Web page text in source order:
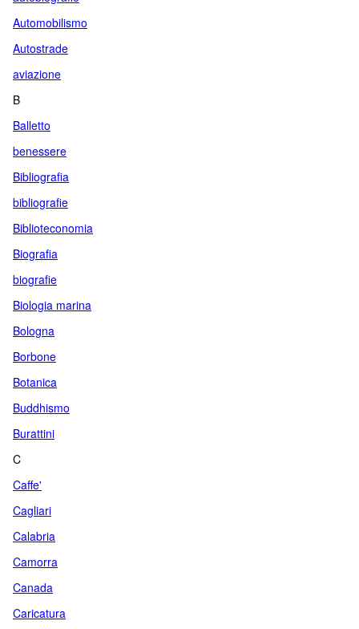
Automobilismo
Autostrade
aviazione
B
Balletto
benessere
Bibliografia
bibliografie
Biblioteconomia
Biografia
biografie
Biologia marina
Bologna
Borbone
Botanica
Buddhismo
Burattini
C
Caffe'
Cagliari
Calabria
Camorra
Canada
Caricatura